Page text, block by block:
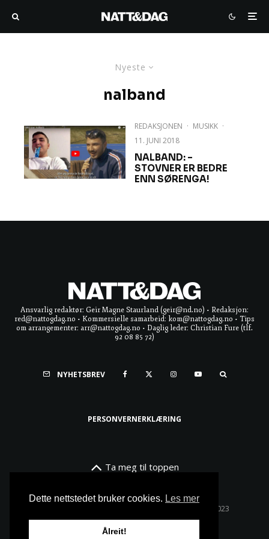
Nyeste
nalband
REDAKSJONEN · MUSIKK ·
11. JUNI 2018
NALBAND: –
STOVNER ER BEDRE
ENN SØRENGA!
Ansvarlig redaktør: Geir Magne Staurland (geir@nd.no) • Redaksjon:
red@nattogdag.no • Kommersielle samarbeid: kom@nattogdag.no • Tips
om arrangementer: arr@nattogdag.no • Daglig leder: Christian Fure (tlf.
92 08 85 72)
NYHETSBREV
PERSONVERNERKLÆRING
Ta meg til toppen
Alle rettigheter reservert • Copyright © Natt & Dag 2023
Dette nettstedet bruker cookies. Les mer
Ålreit!